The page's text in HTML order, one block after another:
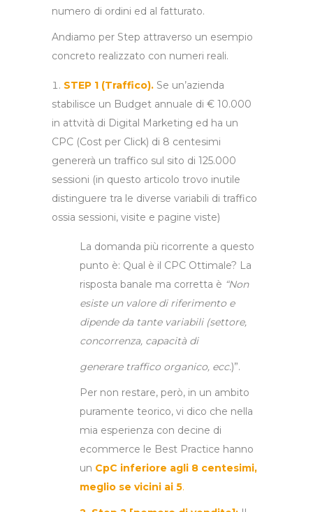
numero di ordini ed al fatturato.
Andiamo per Step attraverso un esempio
concreto realizzato con numeri reali.
STEP 1 (Traffico). Se un’azienda
stabilisce un Budget annuale di € 10.000
in attvità di Digital Marketing ed ha un
CPC (Cost per Click) di 8 centesimi
genererà un traffico sul sito di 125.000
sessioni (in questo articolo trovo inutile
distinguere tra le diverse variabili di traffico
ossia sessioni, visite e pagine viste)
La domanda più ricorrente a questo
punto è: Qual è il CPC Ottimale? La
risposta banale ma corretta è “Non
esiste un valore di riferimento e
dipende da tante variabili (settore,
concorrenza, capacità di
generare traffico organico, ecc.)”.
Per non restare, però, in un ambito
puramente teorico, vi dico che nella
mia esperienza con decine di
ecommerce le Best Practice hanno
un CpC inferiore agli 8 centesimi,
meglio se vicini ai 5.